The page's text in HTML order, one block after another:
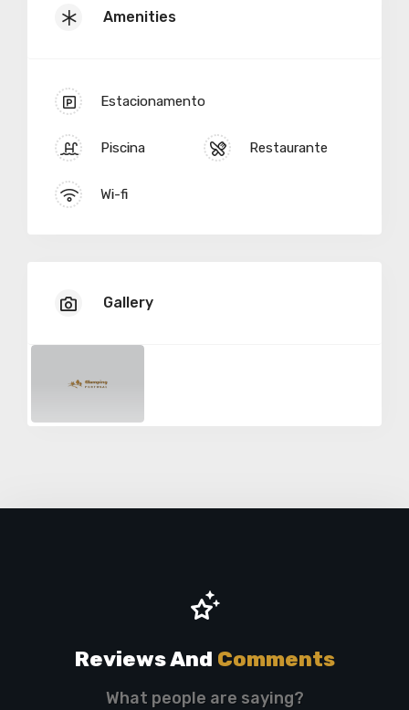
Amenities
Estacionamento
Piscina Restaurante
Wi-fi
Gallery
Reviews And Comments
What people are saying?